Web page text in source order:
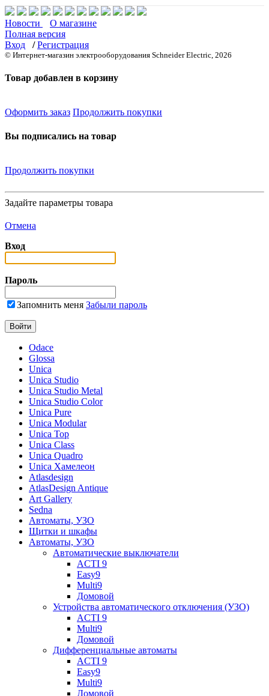
Новости
О магазине
Полная версия
Вход
/ Регистрация
© Интернет-магазин электрооборудования Schneider Electric, 2026
Товар добавлен в корзину
Оформить заказ Продолжить покупки
Вы подписались на товар
Продолжить покупки
Задайте параметры товара
Отмена
Вход
Пароль
Запомнить меня Забыли пароль
Odace
Glossa
Unica
Unica Studio
Unica Studio Metal
Unica Studio Color
Unica Pure
Unica Modular
Unica Top
Unica Class
Unica Quadro
Unica Хамелеон
Atlasdesign
AtlasDesign Antique
Art Gallery
Sedna
Автоматы, УЗО
Щитки и шкафы
Автоматы, УЗО
Автоматические выключатели
ACTI 9
Easy9
Multi9
Домовой
Устройства автоматического отключения (УЗО)
ACTI 9
Multi9
Домовой
Дифференциальные автоматы
ACTI 9
Easy9
Multi9
Домовой